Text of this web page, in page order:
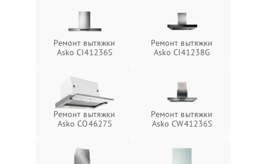
Ремонт вытяжки
Asko CI41236S
Ремонт вытяжки
Asko CI41238G
Ремонт вытяжки
Asko CO4627S
Ремонт вытяжки
Asko CW41236S